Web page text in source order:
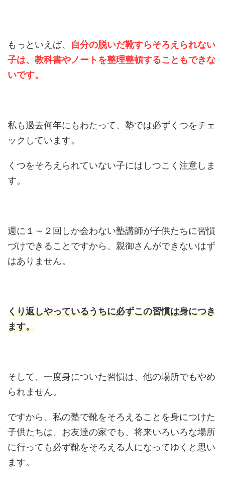
もっといえば、 自分の脱いだ靴すらそろえられない
子は、教科書やノートを整理整頓することもできな
いです。
私も過去何年にもわたって、塾では必ずくつをチェ
ックしています。
くつをそろえられていない子にはしつこく注意しま
す。
週に１～２回しか会わない塾講師が子供たちに習慣
づけできることですから、親御さんができないはず
はありません。
くり返しやっているうちに必ずこの習慣は身につき
ます。
そして、一度身についた習慣は、他の場所でもやめ
られません。
ですから、私の塾で靴をそろえることを身につけた
子供たちは、お友達の家でも、将来いろいろな場所
に行っても必ず靴をそろえる人になってゆくと思い
ます。